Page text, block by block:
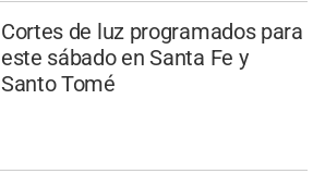
Cortes de luz programados para
este sábado en Santa Fe y
Santo Tomé